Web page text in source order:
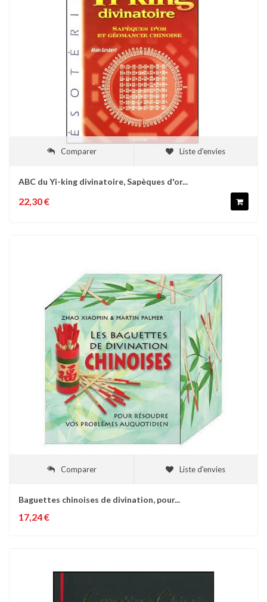
Comparer Liste d'envies
ABC du Yi-king divinatoire, Sapèques d'or...
22,30 €
Comparer Liste d'envies
Baguettes chinoises de divination, pour...
17,24 €